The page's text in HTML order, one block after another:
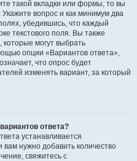
такой вкладки или формы, то вы
вопрос и как минимум два
убедившись, что каждый
текстового поля. Вы также
которые могут выбрать
опции «Вариантов ответа»,
что опрос будет
изменять вариант, за который
ответа?
устанавливается
нужно добавить количество
свяжитесь с